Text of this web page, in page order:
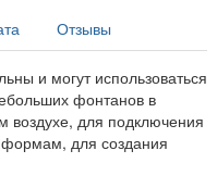
Отзывы
и могут использоваться
фонтанов в
воздухе, для подключения
для создания